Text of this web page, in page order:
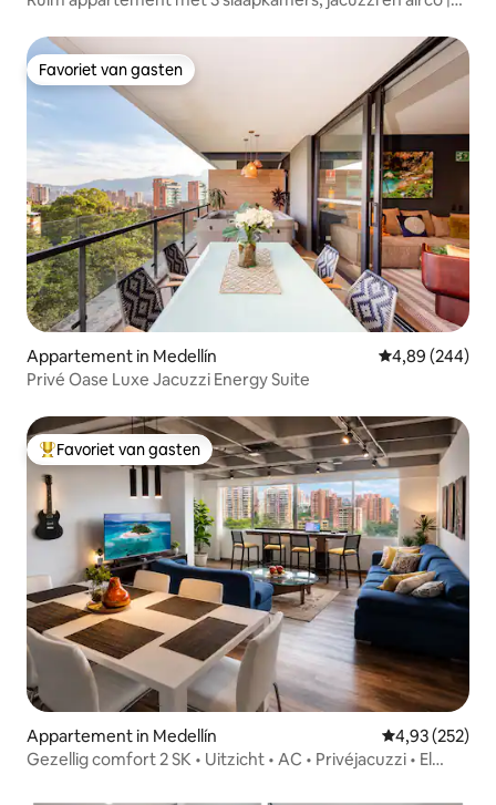
Favoriet van gasten
Favoriet van gasten
Appartement in Medellín Gemiddelde
4,89 (244)
Privé Oase Luxe Jacuzzi Energy Suite
Topfavoriet van gasten
Favoriet van gasten
Appartement in Medellín Gemiddelde
4,93 (252)
Gezellig comfort 2 SK • Uitzicht • AC • Privéjacuzzi • El